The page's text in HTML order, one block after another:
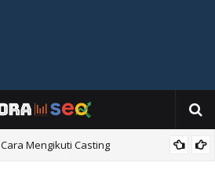
Cara Mengikuti Casting